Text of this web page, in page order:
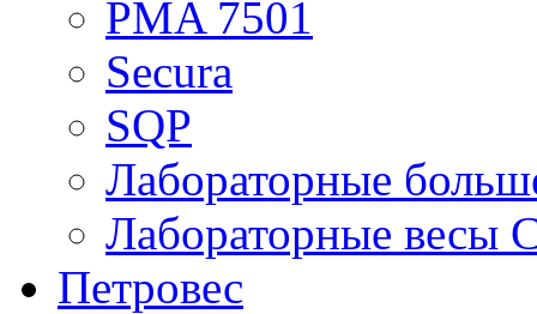
PMA 7501
Secura
SQP
Лабораторные
Лабораторные весы
Петровес